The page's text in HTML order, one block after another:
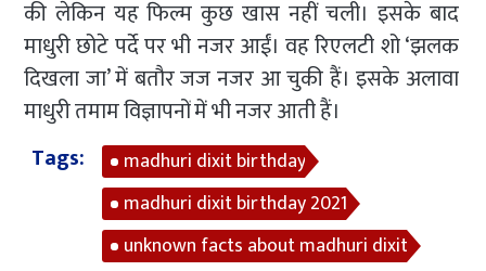
की लेकिन यह फिल्म कुछ खास नहीं चली। इसके बाद
माधुरी छोटे पर्दे पर भी नजर आईं। वह रिएलटी शो ‘झलक
दिखला जा’ में बतौर जज नजर आ चुकी हैं। इसके अलावा
माधुरी तमाम विज्ञापनों में भी नजर आती हैं।
Tags:
madhuri dixit birthday
madhuri dixit birthday 2021
unknown facts about madhuri dixit